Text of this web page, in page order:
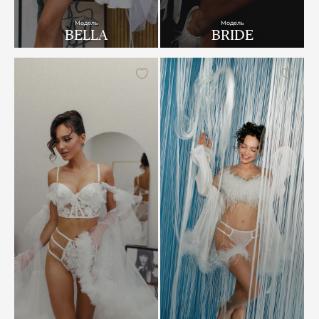
Модель
BELLA
Модель
BRIDE